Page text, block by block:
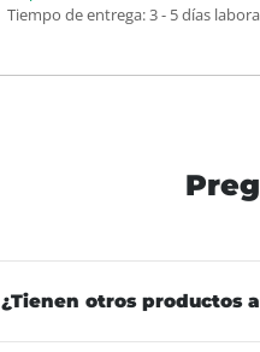
Tiempo de entrega:3 - 5 días
¿Tienen otros productos